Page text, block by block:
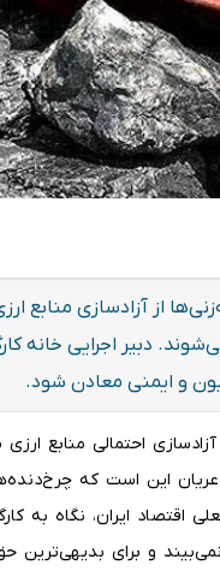
از آزادسازی منابع
دبیر اجرایی خانه
و ایمنی معادن شود.
آزادسازی احتمالی
این است که
اقتصاد ایران، نگاه به
و برای